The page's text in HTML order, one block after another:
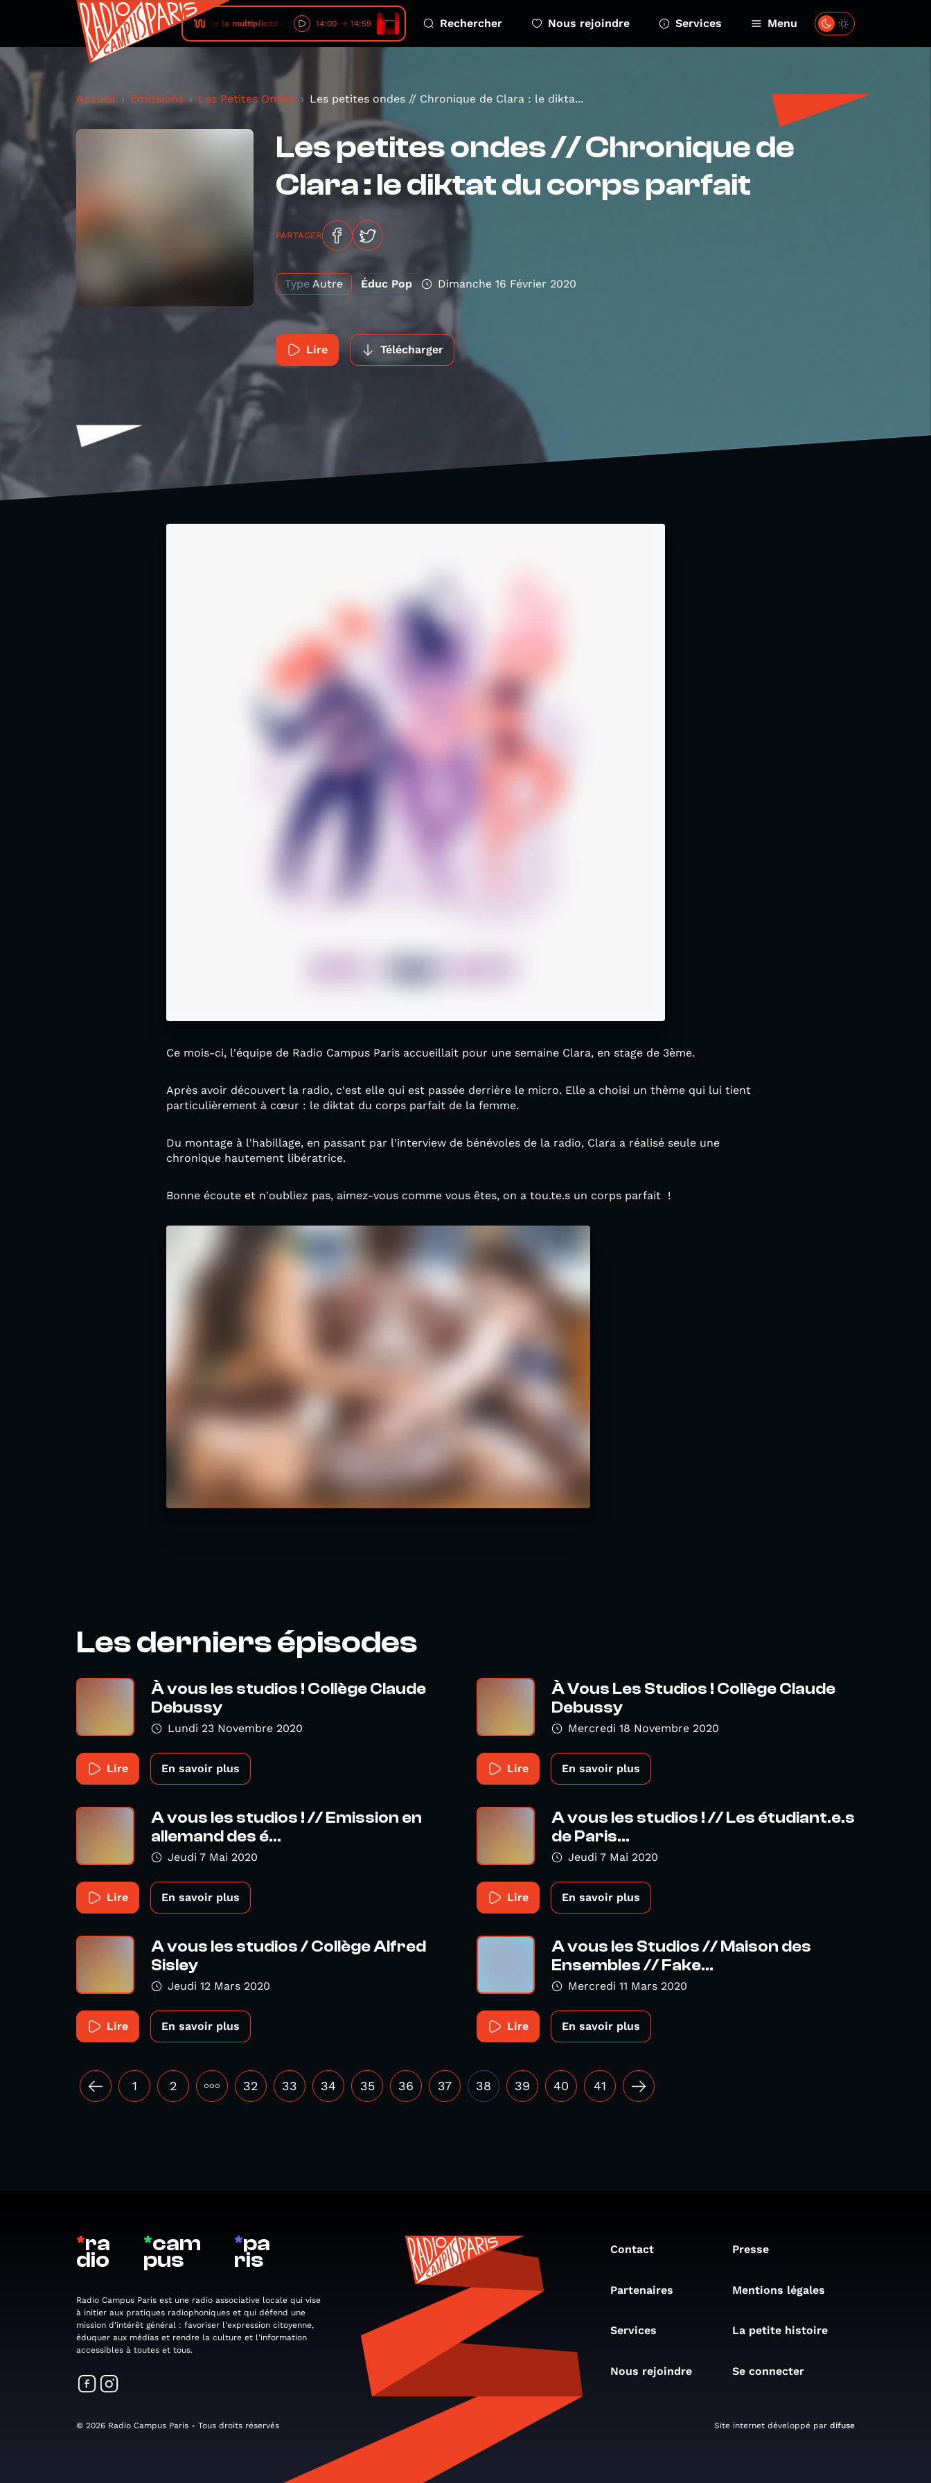
Rendre audible la multiplicité des mondes sonores • Sentiers sonores
14:00 14:59 Rechercher Nous rejoindre Services Menu
Accueil Émissions Les Petites Ondes Les petites ondes // Chronique de Clara : le dikta...
Les petites ondes // Chronique de
Clara : le diktat du corps parfait
PARTAGER
Type Autre Éduc Pop Dimanche 16 Février 2020
Lire Télécharger
Ce mois-ci, l'équipe de Radio Campus Paris accueillait pour une semaine Clara, en stage de 3ème.
Après avoir découvert la radio, c'est elle qui est passée derrière le micro. Elle a choisi un thème qui lui tient
particulièrement à cœur : le diktat du corps parfait de la femme.
Du montage à l'habillage, en passant par l'interview de bénévoles de la radio, Clara a réalisé seule une
chronique hautement libératrice.
Bonne écoute et n'oubliez pas, aimez-vous comme vous êtes, on a tou.te.s un corps parfait !
Les derniers épisodes
À vous les studios ! Collège Claude
Debussy
Lundi 23 Novembre 2020
Lire En savoir plus
À Vous Les Studios ! Collège Claude
Debussy
Mercredi 18 Novembre 2020
Lire En savoir plus
A vous les studios ! // Emission en
allemand des é...
Jeudi 7 Mai 2020
Lire En savoir plus
A vous les studios ! // Les étudiant.e.s
de Paris...
Jeudi 7 Mai 2020
Lire En savoir plus
A vous les studios / Collège Alfred
Sisley
Jeudi 12 Mars 2020
Lire En savoir plus
A vous les Studios // Maison des
Ensembles // Fake...
Mercredi 11 Mars 2020
Lire En savoir plus
1 2 ••• 32 33 34 35 36 37 38 39 40 41
*ra
dio
*cam
pus
*pa
ris
Radio Campus Paris est une radio associative locale qui vise
à initier aux pratiques radiophoniques et qui défend une
mission d'intérêt général : favoriser l'expression citoyenne,
éduquer aux médias et rendre la culture et l'information
accessibles à toutes et tous.
Contact Presse
Partenaires Mentions légales
Services La petite histoire
Nous rejoindre Se connecter
© 2026 Radio Campus Paris - Tous droits réservés Site internet développé par difuse